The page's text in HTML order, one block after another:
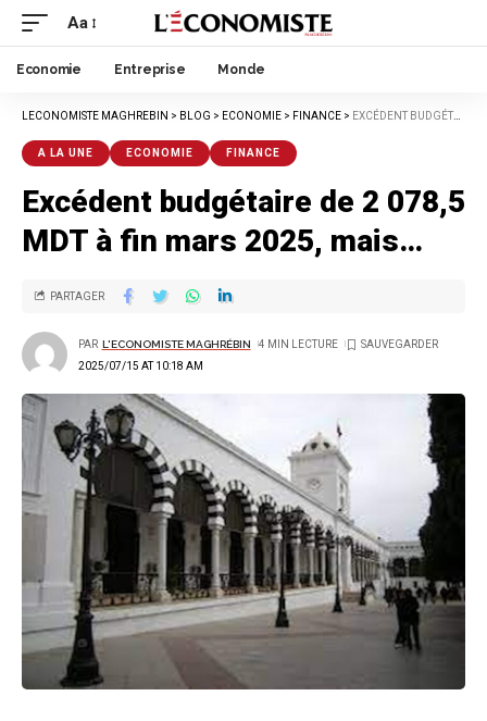
Aa
Economie Entreprise Monde
LECONOMISTE MAGHREBIN > BLOG > ECONOMIE > FINANCE > EXCÉDENT BUDGÉTAIRE DE 2 078,5 MDT À FIN MARS 2025, MAIS…
A LA UNE ECONOMIE FINANCE
Excédent budgétaire de 2 078,5
MDT à fin mars 2025, mais…
2025/07/15 AT 10:18 AM
PAR L'ECONOMISTE MAGHRÉBIN 4 MIN LECTURE
PARTAGER